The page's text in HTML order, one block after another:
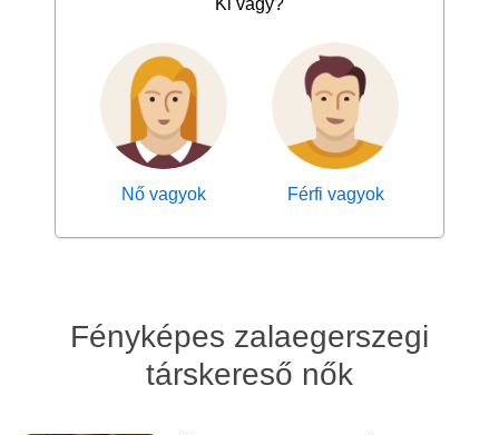
Ki vagy?
Nő vagyok Férfi vagyok
Fényképes zalaegerszegi
társkereső nők